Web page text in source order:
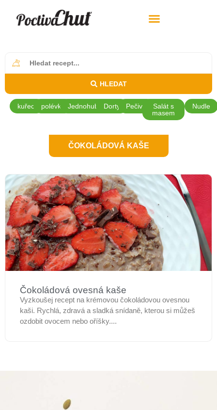
HLEDAT
kuřecí polévky JednohubkyDorty Pečivo
Salát s
masem
Nudle
ČOKOLÁDOVÁ KAŠE
Čokoládová ovesná kaše
Vyzkoušej recept na krémovou čokoládovou ovesnou
kaši. Rychlá, zdravá a sladká snídaně, kterou si můžeš
ozdobit ovocem nebo oříšky....